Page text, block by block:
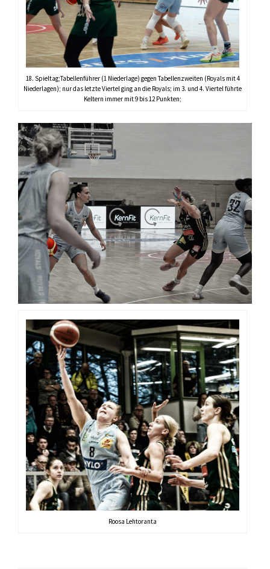
18. Spieltag;Tabellenführer (1 Niederlage) gegen Tabellenzweiten (Royals mit 4
Niederlagen); nur das letzte Viertel ging an die Royals; im 3. und 4. Viertel führte
Keltern immer mit 9 bis 12 Punkten;
Roosa Lehtoranta